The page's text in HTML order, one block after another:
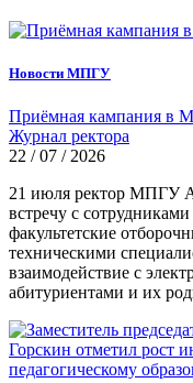
Новости МПГУ
Приёмная кампания в
Журнал ректора
22 / 07 / 2026
21 июля ректор МПГУ
встречу с
факультетские
техническими
взаимодействие с
абитуриентами и их